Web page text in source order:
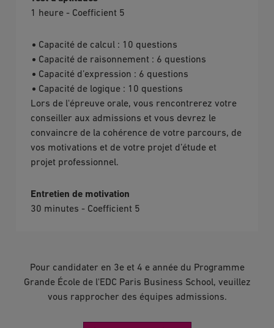
1 heure - Coefficient 5
Capacité de calcul : 10 questions
Capacité de raisonnement : 6 questions
Capacité d’expression : 6 questions
Capacité de logique : 10 questions
Lors de l'épreuve orale, vous rencontrerez votre
conseiller aux admissions et vous devrez le
convaincre de la cohérence de votre parcours, de
vos motivations et de votre projet d’étude et
projet professionnel.
Entretien de motivation
30 minutes - Coefficient 5
Pour candidater en 3e et 4 e année du Programme
Grande École de l'EDC Paris Business School, veuillez
vous rapprocher des équipes admissions.